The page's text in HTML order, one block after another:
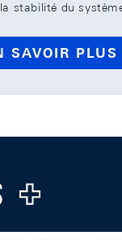
stabilité du
SAVOIR PLUS